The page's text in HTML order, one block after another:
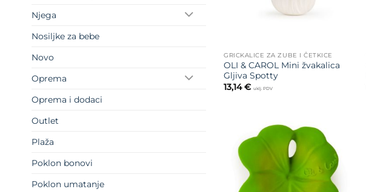
Njega
Nosiljke za bebe
Novo
Oprema
Oprema i dodaci
Outlet
Plaža
Poklon bonovi
Poklon umatanje
GRICKALICE ZA ZUBE I ČETKICE
OLI & CAROL Mini žvakalica
Gljiva Spotty
13,14€ uklj. PDV
Dodajte
na listu
želja